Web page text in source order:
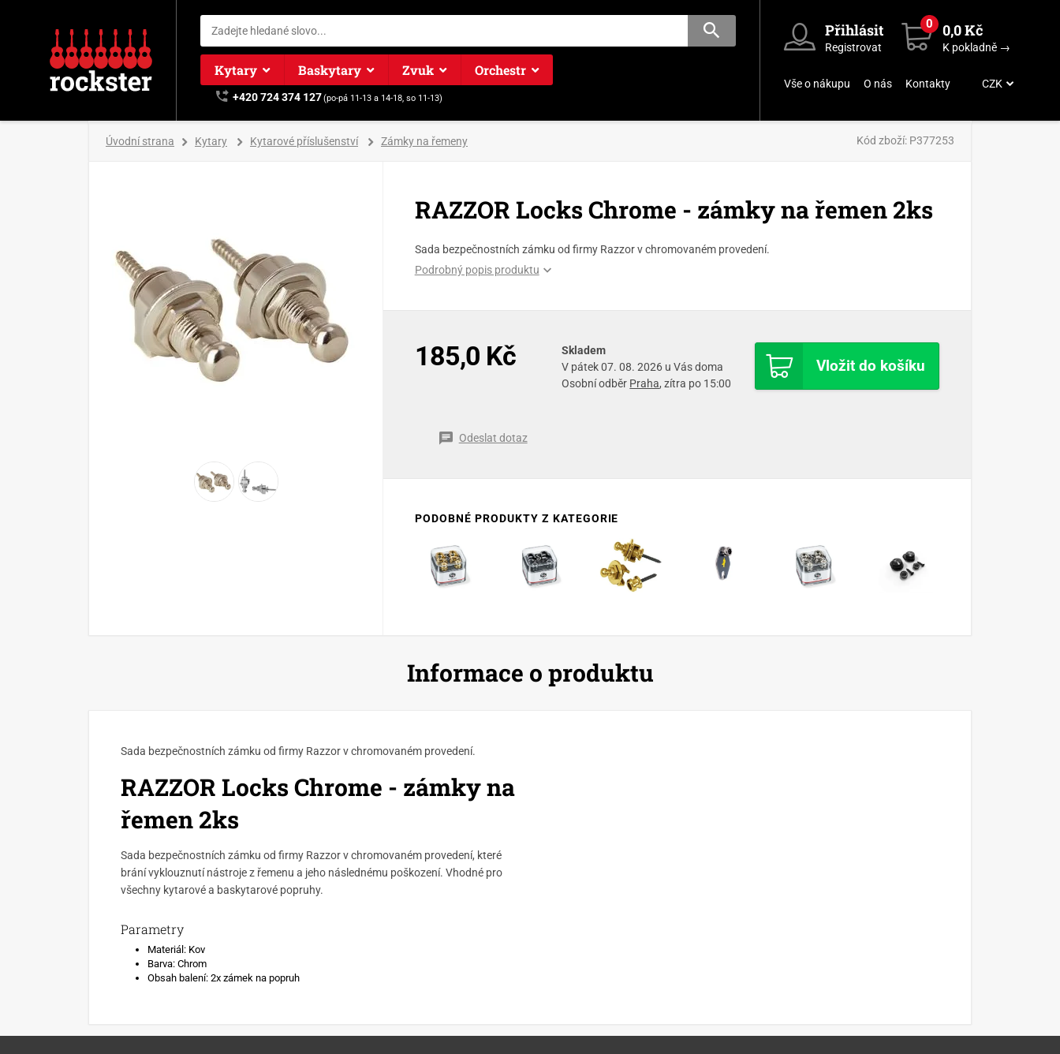
Kytary Baskytary Zvuk Orchestr
+420 724 374 127(po-pá 11-13 a 14-18, so 11-13)
Přihlásit
Registrovat
0 0,0 Kč
K pokladně →
Vše o nákupu O nás Kontakty CZK
Úvodní strana Kytary Kytarové příslušenství Zámky na řemeny Kód zboží: P377253
RAZZOR Locks Chrome - zámky na řemen 2ks
Sada bezpečnostních zámku od firmy Razzor v chromovaném provedení.
Podrobný popis produktu
185,0 Kč Vložit do košíku
Skladem
V pátek 07. 08. 2026 u Vás doma
Osobní odběr Praha, zítra po 15:00
Odeslat dotaz
PODOBNÉ PRODUKTY Z KATEGORIE
Informace o produktu
Sada bezpečnostních zámku od firmy Razzor v chromovaném provedení.
RAZZOR Locks Chrome - zámky na
řemen 2ks
Sada bezpečnostních zámku od firmy Razzor v chromovaném provedení, které
brání vyklouznutí nástroje z řemenu a jeho následnému poškození. Vhodné pro
všechny kytarové a baskytarové popruhy.
Parametry
Materiál: Kov
Barva: Chrom
Obsah balení: 2x zámek na popruh